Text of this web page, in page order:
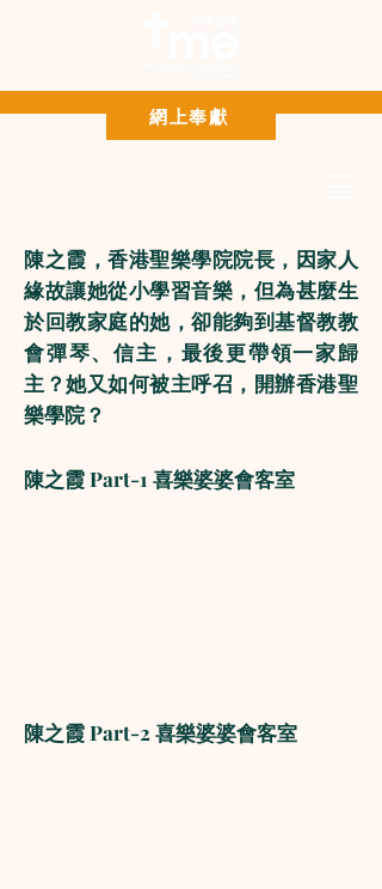
Paypal 網上奉獻
網上奉獻
陳之霞，香港聖樂學院院長，因家人
緣故讓她從小學習音樂，但為甚麼生
於回教家庭的她，卻能夠到基督教教
會彈琴、信主，最後更帶領一家歸
主？她又如何被主呼召，開辦香港聖
樂學院？
陳之霞 Part-1 喜樂婆婆會客室
陳之霞 Part-2 喜樂婆婆會客室